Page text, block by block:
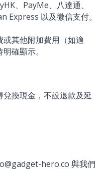
、PayMe、八達通、
以及微信支付。
或其他附加費用（如適
確顯示。
兌換現金，不設退款及延
hero.co 與我們